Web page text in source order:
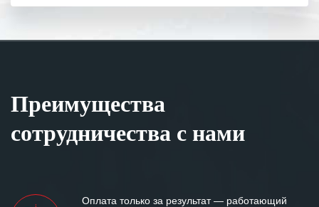
Преимущества
сотрудничества с нами
Оплата только за результат — работающий